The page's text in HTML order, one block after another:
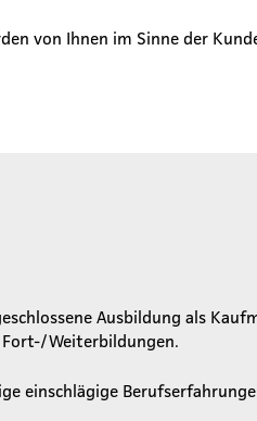
von Ihnen im Sinne der
Ausbildung als
Fort-/Weiterbildungen.
einschlägige